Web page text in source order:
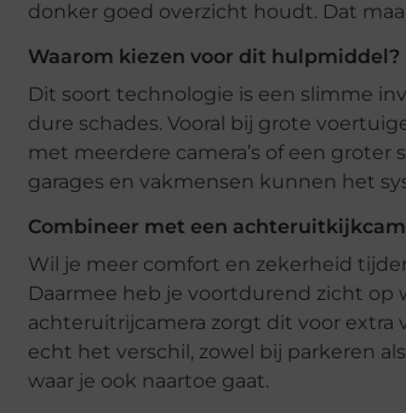
donker goed overzicht houdt. Dat
Waarom kiezen voor dit hulpmiddel?
Dit soort technologie is een slimme
dure schades. Vooral bij grote
met meerdere camera’s of een
garages en vakmensen kunnen het
Combineer met een
Wil je meer comfort en zekerheid
Daarmee heb je voortdurend zicht op
achteruitrijcamera zorgt dit voor extra
echt het verschil, zowel bij parkeren
waar je ook naartoe gaat.